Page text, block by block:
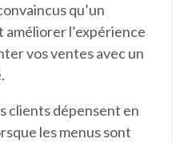
qu’un
l’expérience
vos ventes avec un
clients dépensent en
les menus sont